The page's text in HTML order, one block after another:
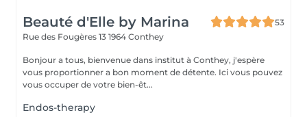
Beauté d'Elle by Marina
53
Rue des Fougères 13 1964 Conthey
Bonjour a tous, bienvenue dans institut à Conthey, j'espère
vous proportionner a bon moment de détente. Ici vous pouvez
vous occuper de votre bien-êt...
Endos-therapy